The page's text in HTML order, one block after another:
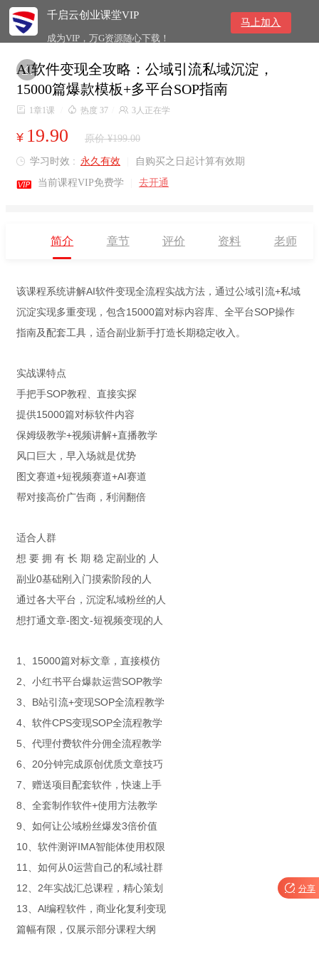
千启云创业课堂VIP
成为VIP，万G资源随心下载！
马上加入

AI软件变现全攻略：公域引流私域沉淀，
15000篇爆款模板+多平台SOP指南
 1章1课  热度 37  3人正在学
¥ 19.90 原价 ¥199.00
 学习时效 : 永久有效 自购买之日起计算有效期
 当前课程VIP免费学 去开通
简介 章节 评价 资料 老师
该课程系统讲解AI软件变现全流程实战方法，通过公域引流+私域
沉淀实现多重变现，包含15000篇对标内容库、全平台SOP操作
指南及配套工具，适合副业新手打造长期稳定收入。
实战课特点
手把手SOP教程、直接实探
提供15000篇对标软件内容
保姆级教学+视频讲解+直播教学
风口巨大，早入场就是优势
图文赛道+短视频赛道+AI赛道
帮对接高价广告商，利润翻倍
适合人群
想 要 拥 有 长 期 稳 定副业的 人
副业0基础刚入门摸索阶段的人
通过各大平台，沉淀私域粉丝的人
想打通文章-图文-短视频变现的人
1、15000篇对标文章，直接模仿
2、小红书平台爆款运营SOP教学
3、B站引流+变现SOP全流程教学
4、软件CPS变现SOP全流程教学
5、代理付费软件分佣全流程教学
6、20分钟完成原创优质文章技巧
7、赠送项目配套软件，快速上手
8、全套制作软件+使用方法教学
9、如何让公域粉丝爆发3倍价值
10、软件测评IMA智能体使用权限
11、如何从0运营自己的私域社群
12、2年实战汇总课程，精心策划
13、Al编程软件，商业化复利变现
篇幅有限，仅展示部分课程大纲
 分享